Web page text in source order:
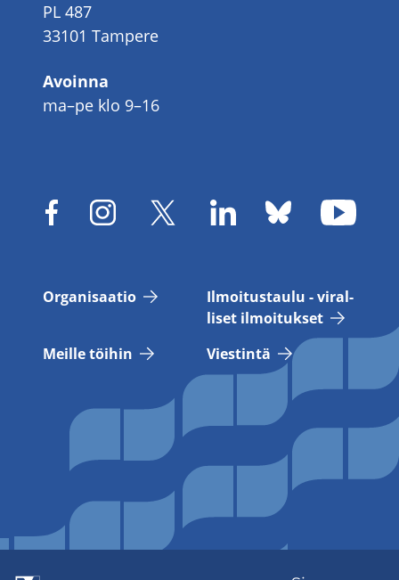
PL 487
33101 Tampere
Avoinna
ma–pe klo 9–16
Or­ga­ni­saa­tio
Il­moi­tus­tau­lu - vi­ral­
li­set il­moi­tuk­set
Meil­le töi­hin
Vies­tin­tä